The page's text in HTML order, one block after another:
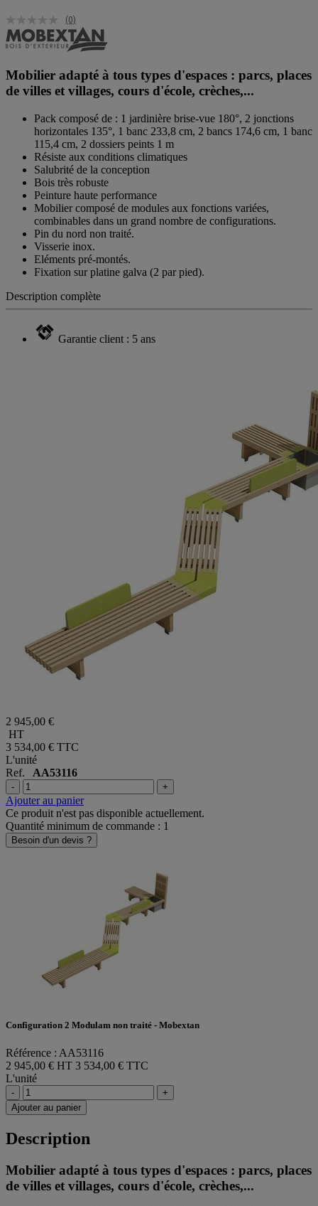
(0)
Mobilier adapté à tous types d'espaces : parcs, places
de villes et villages, cours d'école, crèches,...
Pack composé de : 1 jardinière brise-vue 180°, 2 jonctions
horizontales 135°, 1 banc 233,8 cm, 2 bancs 174,6 cm, 1 banc
115,4 cm, 2 dossiers peints 1 m
Résiste aux conditions climatiques
Salubrité de la conception
Bois très robuste
Peinture haute performance
Mobilier composé de modules aux fonctions variées,
combinables dans un grand nombre de configurations.
Pin du nord non traité.
Visserie inox.
Eléments pré-montés.
Fixation sur platine galva (2 par pied).
Description complète
Garantie client : 5 ans
2 945,00 €
HT
3 534,00 € TTC
L'unité
Ref. AA53116
- +
Ajouter au panier
Ce produit n'est pas disponible actuellement.
Quantité minimum de commande : 1
Besoin d'un devis ?
Configuration 2 Modulam non traité - Mobextan
Référence : AA53116
2 945,00 € HT 3 534,00 € TTC
L'unité
-
+
Ajouter au panier
Description
Mobilier adapté à tous types d'espaces : parcs, places
de villes et villages, cours d'école, crèches,...